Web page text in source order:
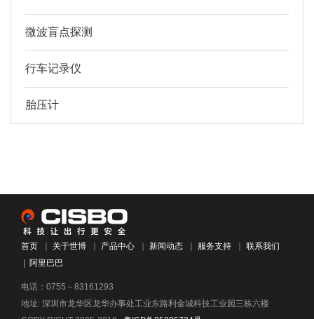
微波盲点探测
行车记录仪
胎压计
首页 ｜ 关于世博 ｜ 产品中心 ｜ 新闻动态 ｜ 服务支持 ｜ 联系我们
| 阿里巴巴
电话：0755－83161293
地址: 深圳市龙华区龙华办事处工业东路利金城科技工业园三栋六楼